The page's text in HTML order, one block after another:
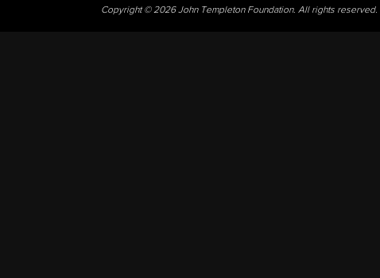
Copyright © 2026 John Templeton Foundation. All rights reserved.